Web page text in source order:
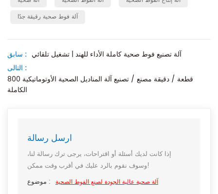
آلة فوط صحية رقيقة جدًا
سابق : آلة تصنيع فوط صحية كاملة الأداء للهند | تشغيل تلقائي
التالى :
800 قطعة / دقيقة مصنع / تصنيع آلة المناديل الصحية الأوتوماتيكية
الكاملة
ارسل رسالة
إذا كانت لديك أسئلة أو اقتراحات، يرجى ترك رسالة لنا،
وسوف نقوم بالرد عليك في أقرب وقت ممكن!
موضوع : آلة صحية عالية الجودة لصنع الفوط الصحية